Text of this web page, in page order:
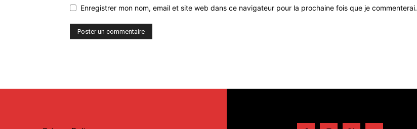
Enregistrer mon nom, email et site web dans ce navigateur pour la prochaine fois que je commenterai.